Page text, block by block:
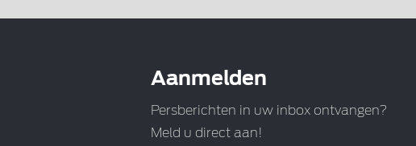
Aanmelden
Persberichten in uw inbox ontvangen?
Meld u direct aan!